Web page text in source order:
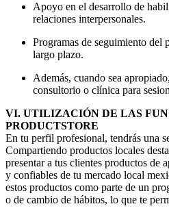
Apoyo en el desarrollo de
relaciones interpersonales.
Programas de seguimiento del
largo plazo.
Además, cuando sea
consultorio o clínica para
VI. UTILIZACIÓN DE LAS
PRODUCTSTORE
En tu perfil profesional, tendrás una
Compartiendo productos locales
presentar a tus clientes productos de
y confiables de tu mercado local
estos productos como parte de un
o de cambio de hábitos, lo que te